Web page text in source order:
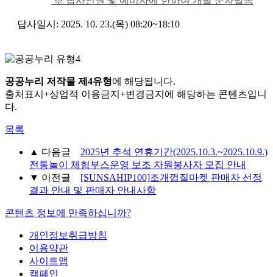
답사일시: 2025. 10. 23.(목) 08:20~18:10
공공누리 저작물 제4유형에 해당됩니다.
출처표시+상업적 이용금지+변경금지에 해당하는 콘텐츠입니
다.
목록
▲ 다음글 2025년 추석 연휴기간(2025.10.3.~2025.10.9.)
전통놀이 체험부스운영 보조 자원봉사자 모집 안내
▼ 이전글 [SUNSAHIP100]조개껍질마켓 판매자 선정
결과 안내 및 판매자 안내사항
콘텐츠 정보에 만족하십니까?
개인정보취급방침
이용약관
사이트맵
캠페인